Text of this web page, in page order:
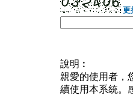
更
說明︰
親愛的使用者，
續使用本系統。